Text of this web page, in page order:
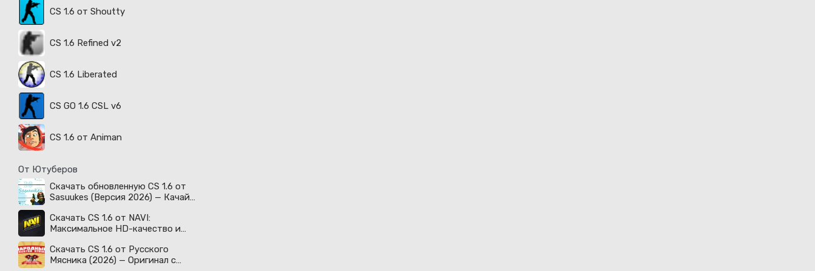
CS 1.6 от Shoutty
CS 1.6 Refined v2
CS 1.6 Liberated
CS GO 1.6 CSL v6
CS 1.6 от Animan
От Ютуберов
Скачать обновленную CS 1.6 от
Sasuukes (Версия 2026) — Качай
Скачать CS 1.6 от NAVI:
Максимальное HD-качество и
Скачать CS 1.6 от Русского
Мясника (2026) — Оригинал с